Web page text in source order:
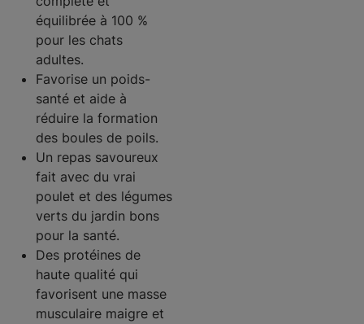
équilibrée à 100 %
pour les chats
adultes.
Favorise un poids-
santé et aide à
réduire la formation
des boules de poils.
Un repas savoureux
fait avec du vrai
poulet et des légumes
verts du jardin bons
pour la santé.
Des protéines de
haute qualité qui
favorisent une masse
musculaire maigre et